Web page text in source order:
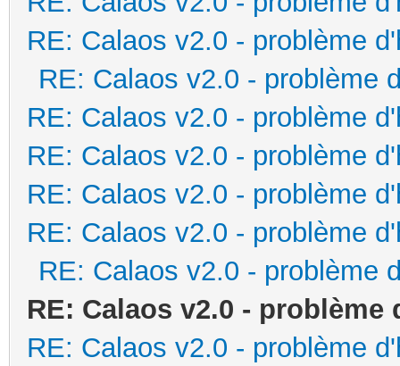
RE: Calaos v2.0 - problème
RE: Calaos v2.0 - problème
RE: Calaos v2.0 - problème
RE: Calaos v2.0 - problème
RE: Calaos v2.0 - problème
RE: Calaos v2.0 - problème
RE: Calaos v2.0 - problème
RE: Calaos v2.0 - problème
RE: Calaos v2.0 - problème